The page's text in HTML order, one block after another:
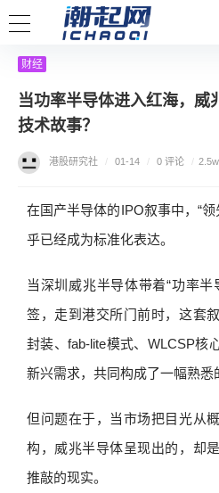
财经
当功率半导体进入红海，威
技术故事？
港股研究社 / 01-14 / 0 评论 /
在国产半导体的IPO叙事中，“领
乎已经成为标准化表达。
当深圳威兆半导体带着“功率
签，走到港交所门前时，这套
封装、fab-lite模式、WLCSP核
新兴需求，共同构成了一幅熟悉
但问题在于，当市场把目光从
构，威兆半导体呈现出的，却
推敲的现实。